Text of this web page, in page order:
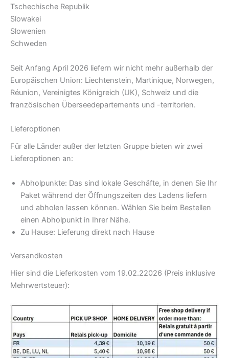
Tschechische Republik
Slowakei
Slowenien
Schweden
Seit Anfang April 2026 liefern wir nicht mehr außerhalb der
Europäischen Union: Liechtenstein, Martinique, Norwegen,
Réunion, Vereinigtes Königreich (UK), Schweiz und die
französischen Überseedepartements und -territorien.
Lieferoptionen
Für alle Länder außer der letzten Gruppe bieten wir zwei
Lieferoptionen an:
Abholpunkte: Das sind lokale Geschäfte, in denen Sie Ihr
Paket während der Öffnungszeiten des Ladens liefern
und abholen lassen können. Wählen Sie beim Bestellen
einen Abholpunkt in Ihrer Nähe.
Zu Hause: Lieferung direkt nach Hause
Versandkosten
Hier sind die Lieferkosten vom 19.02.22026 (Preis inklusive
Mehrwertsteuer):